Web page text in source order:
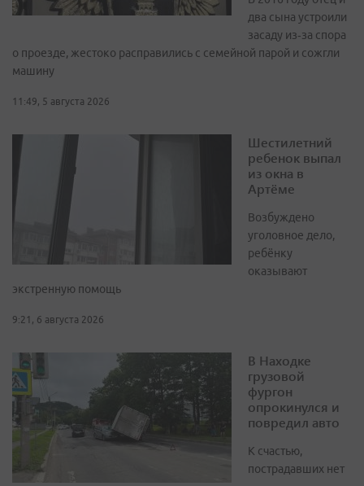
два сына устроили
засаду из‑за спора
о проезде, жестоко расправились с семейной парой и сожгли
машину
11:49, 5 августа 2026
Шестилетний
ребенок выпал
из окна в
Артёме
Возбуждено
уголовное дело,
ребёнку
оказывают
экстренную помощь
9:21, 6 августа 2026
В Находке
грузовой
фургон
опрокинулся и
повредил авто
К счастью,
пострадавших нет